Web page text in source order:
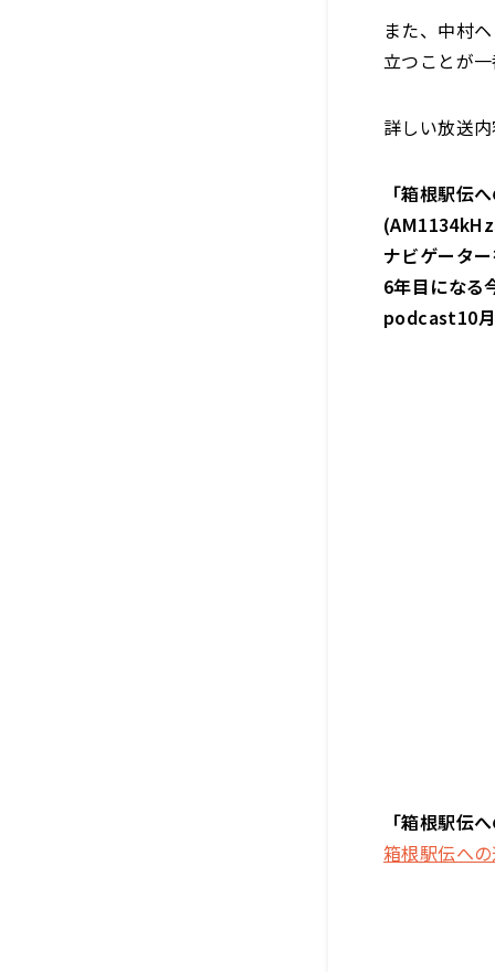
また、中村
立つことが
詳しい放送
「箱根駅伝
ナビゲータ
6年目になる
podcast10
「箱根駅伝
箱根駅伝へ